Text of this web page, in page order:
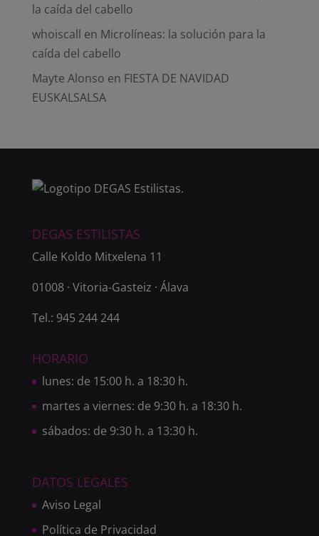
la caída del cabello
whoiscall en Microlíneas: la solución para la
caída del cabello
Mayte Alonso en FIESTA DE NAVIDAD
EUSKALSALSA
DEGAS ESTILISTAS
Calle Koldo Mitxelena 11
01008 · Vitoria-Gasteiz · Álava
Tel.: 945 244 244
HORARIO
lunes: de 15:00 h. a 18:30 h.
martes a viernes: de 9:30 h. a 18:30 h.
sábados: de 9:30 h. a 13:30 h.
DATOS LEGALES
Aviso Legal
Política de Privacidad